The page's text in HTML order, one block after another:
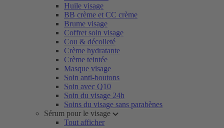
Huile visage
BB crème et CC crème
Brume visage
Coffret soin visage
Cou & décolleté
Crème hydratante
Crème teintée
Masque visage
Soin anti-boutons
Soin avec Q10
Soin du visage 24h
Soins du visage sans parabènes
Sérum pour le visage
Tout afficher